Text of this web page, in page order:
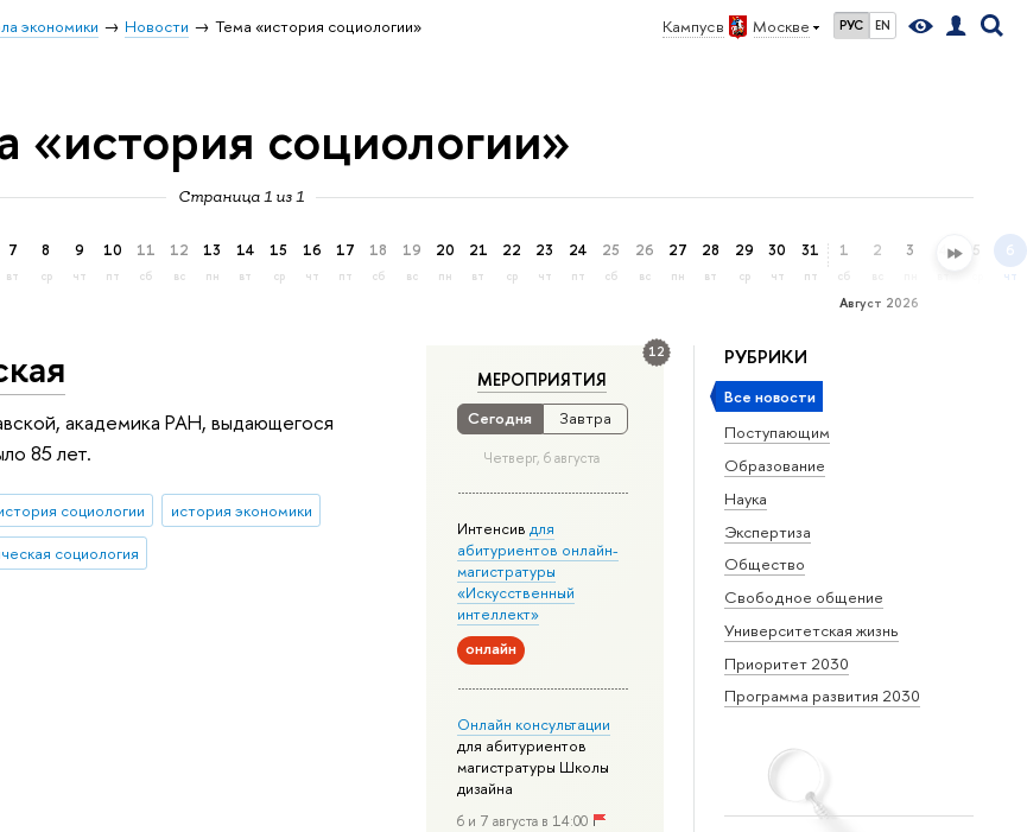
Кампус в Москве РУС EN
экономики Новости Тема «история социологии»
«история социологии»
Страница 1 из 1
7
вт
8
ср
9
чт
10
пт
11
сб
12
вс
13
пн
14
вт
15
ср
16
чт
17
пт
18
сб
19
вс
20
пн
21
вт
22
ср
23
чт
24
пт
25
сб
26
вс
27
пн
28
вт
29
ср
30
чт
31
пт
Август 2026
1
сб
2 3 4 5 6
чт
РУБРИКИ
Все новости
Поступающим
Образование
Наука
Экспертиза
Общество
Свободное общение
Университетская жизнь
Приоритет 2030
Программа развития 2030
12
МЕРОПРИЯТИЯ
Сегодня Завтра
Четверг, 6 августа
Интенсив для
абитуриентов онлайн-
магистратуры
«Искусственный
интеллект»
онлайн
Онлайн консультации
для абитуриентов
магистратуры Школы
дизайна
6 и 7 августа в 14:00
академика РАН, выдающегося
85 лет.
социологии
история экономики
социология